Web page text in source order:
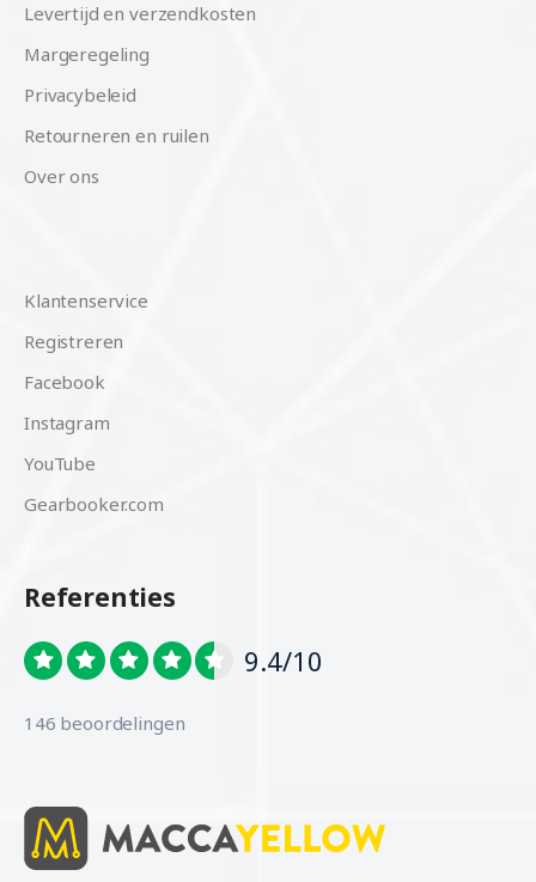
Levertijd en verzendkosten
Margeregeling
Privacybeleid
Retourneren en ruilen
Over ons
Klantenservice
Registreren
Facebook
Instagram
YouTube
Gearbooker.com
Referenties
9.4/10
146 beoordelingen